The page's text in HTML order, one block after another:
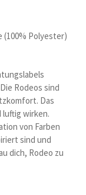
(100% Polyester)
Rodeos sind
Das
luftig wirken.
von Farben
sind und
dich, Rodeo zu